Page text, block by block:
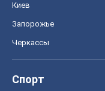
Киев
Запорожье
Черкассы
Спорт